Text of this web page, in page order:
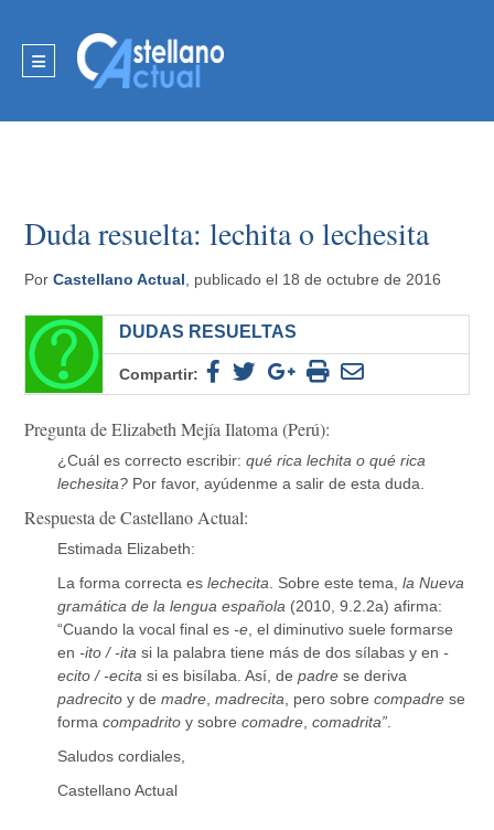
Duda resuelta: lechita o lechesita
PorCastellano Actual , publicado el 18 de octubre de 2016
DUDAS RESUELTAS
Compartir:
Pregunta de Elizabeth Mejía Ilatoma (Perú):
¿Cuál es correcto escribir:qué rica lechita o qué rica
lechesita? Por favor, ayúdenme a salir de esta duda.
Respuesta de Castellano Actual:
Estimada Elizabeth:
La forma correcta eslechecita . Sobre este tema,la Nueva
gramática de la lengua española (2010, 9.2.2a) afirma:
“Cuando la vocal final es -e , el diminutivo suele formarse
en-ito / -ita si la palabra tiene más de dos sílabas y en-
ecito / -ecita si es bisílaba. Así, depadre se deriva
padrecito y demadre ,madrecita , pero sobrecompadre se
formacompadrito y sobrecomadre ,comadrita”
Saludos cordiales,
Castellano Actual